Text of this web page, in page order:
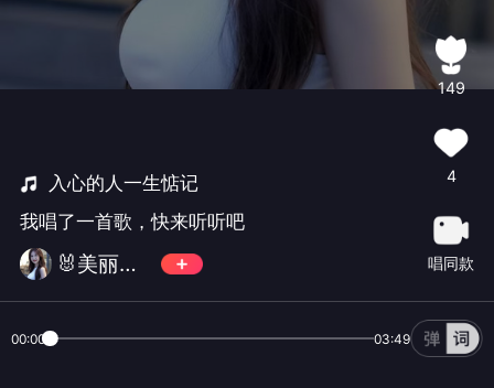
入心的人一生惦记
我唱了一首歌，快来听听吧
🐰美丽芹芹🐰
149
4
唱同款
00:00 03:49